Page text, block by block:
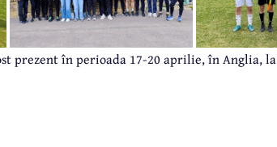
prezent în perioada 17-20 aprilie, în Anglia, la